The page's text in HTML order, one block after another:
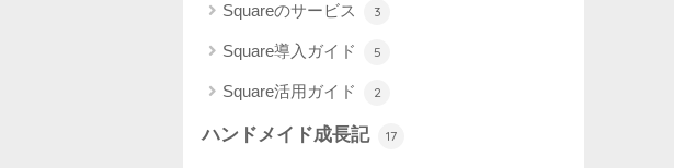
Squareのサービス 3
Square導入ガイド 5
Square活用ガイド 2
ハンドメイド成長記 17